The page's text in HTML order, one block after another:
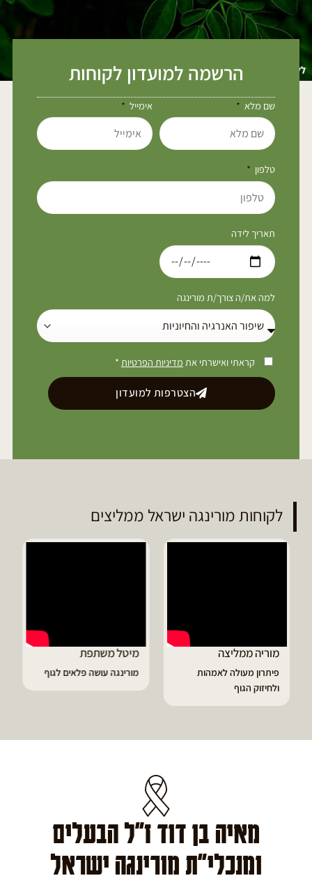
הרשמה למועדון לקוחות
שם מלא אימייל
טלפון
תאריך לידה
למה את/ה צורך/ת מורינגה
קראתי ואישרתי את מדיניות הפרטיות *
הצטרפות למועדון
לקוחות מורינגה ישראל ממליצים
מוריה ממליצה
פיתרון מעולה לאמהות
ולחיזוק הגוף
מיטל משתפת
מורינגה עושה פלאים לגוף
מאיה בן דוד ז"ל הבעלים
ומנכלי"ת מורינגה ישראל